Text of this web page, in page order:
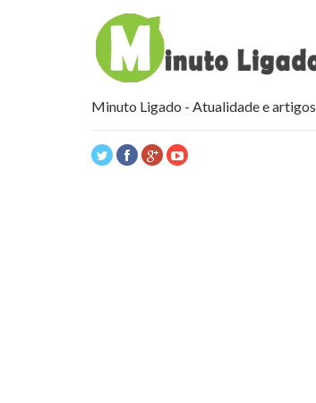
Minuto Ligado - Atualidade e artigos